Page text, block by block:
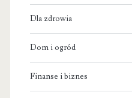
Dla zdrowia
Dom i ogród
Finanse i biznes